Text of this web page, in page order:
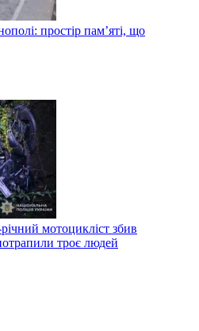
простір пам’яті, що
мотоцикліст збив
троє людей